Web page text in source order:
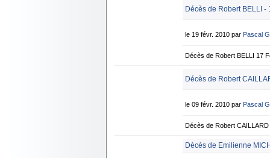
Décès de Robert BELLI -
le 19 févr. 2010 par Pascal
Décès de Robert BELLI 17
Décès de Robert
le 09 févr. 2010 par Pascal
Décès de Robert
Décès de Emilienne